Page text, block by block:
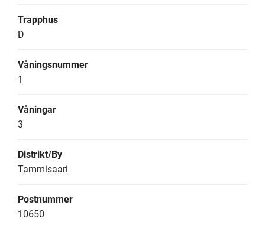
Trapphus
D
Våningsnummer
1
Våningar
3
Distrikt/By
Tammisaari
Postnummer
10650